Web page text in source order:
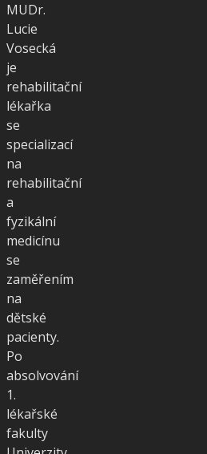
MUDr.
Lucie
Vosecká
je
rehabilitační
lékařka
se
specializací
na
rehabilitační
a
fyzikální
medicínu
se
zaměřením
na
dětské
pacienty.
Po
absolvování
1.
lékařské
fakulty